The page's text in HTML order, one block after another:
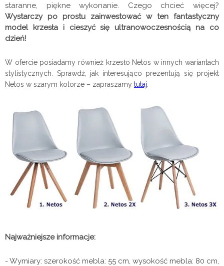
staranne, piękne wykonanie. Czego chcieć więcej?
Wystarczy po prostu zainwestować w ten fantastyczny
model krzesła i cieszyć się ultranowoczesnością na co
dzień!
W ofercie posiadamy również krzesło Netos w innych wariantach
stylistycznych. Sprawdź, jak interesująco prezentują się projekt
Netos w szarym kolorze – zapraszamy tutaj
Najważniejsze informacje:
- Wymiary: szerokość mebla: 55 cm, wysokość mebla: 80 cm,